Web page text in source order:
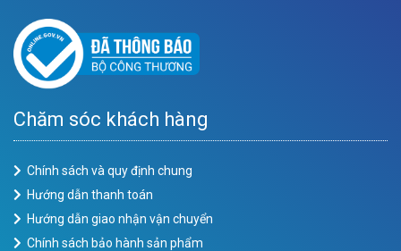
Chăm sóc khách hàng
Chính sách và quy định chung
Hướng dẫn thanh toán
Hướng dẫn giao nhận vận chuyển
Chính sách bảo hành sản phẩm